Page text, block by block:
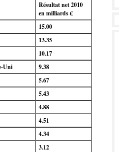
Résultat net 2010
en milliards €
15.00
13.35
10.17
Uni
9.38
5.67
5.43
4.88
4.51
4.34
3.12